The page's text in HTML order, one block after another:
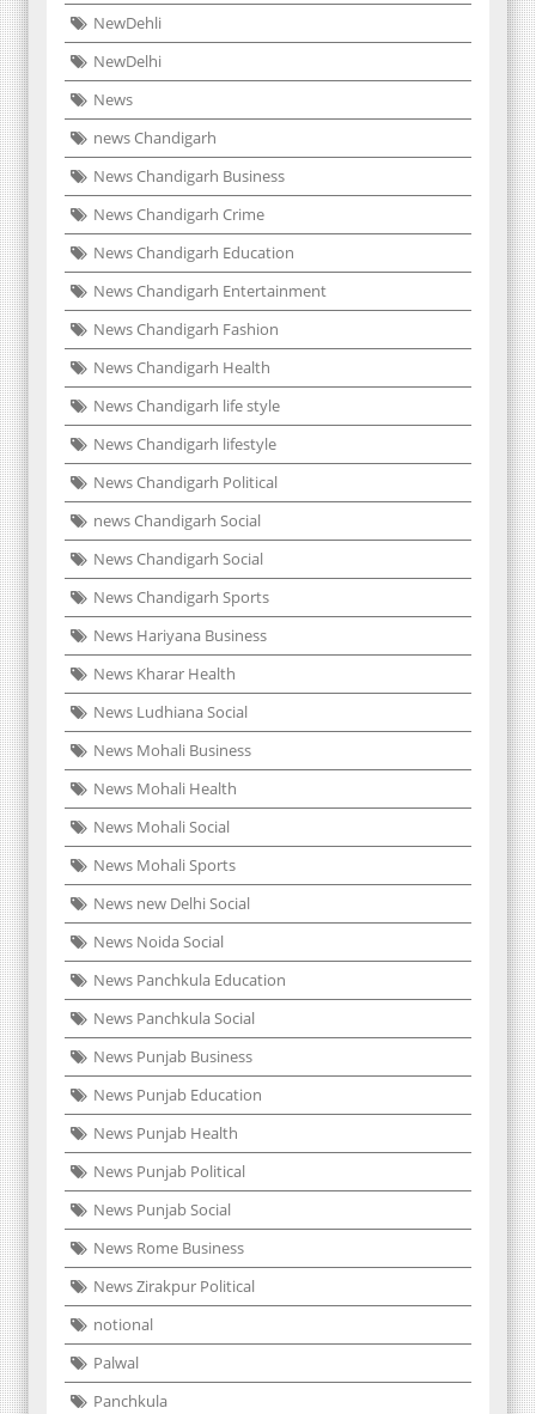
NewDehli
NewDelhi
News
news Chandigarh
News Chandigarh Business
News Chandigarh Crime
News Chandigarh Education
News Chandigarh Entertainment
News Chandigarh Fashion
News Chandigarh Health
News Chandigarh life style
News Chandigarh lifestyle
News Chandigarh Political
news Chandigarh Social
News Chandigarh Social
News Chandigarh Sports
News Hariyana Business
News Kharar Health
News Ludhiana Social
News Mohali Business
News Mohali Health
News Mohali Social
News Mohali Sports
News new Delhi Social
News Noida Social
News Panchkula Education
News Panchkula Social
News Punjab Business
News Punjab Education
News Punjab Health
News Punjab Political
News Punjab Social
News Rome Business
News Zirakpur Political
notional
Palwal
Panchkula